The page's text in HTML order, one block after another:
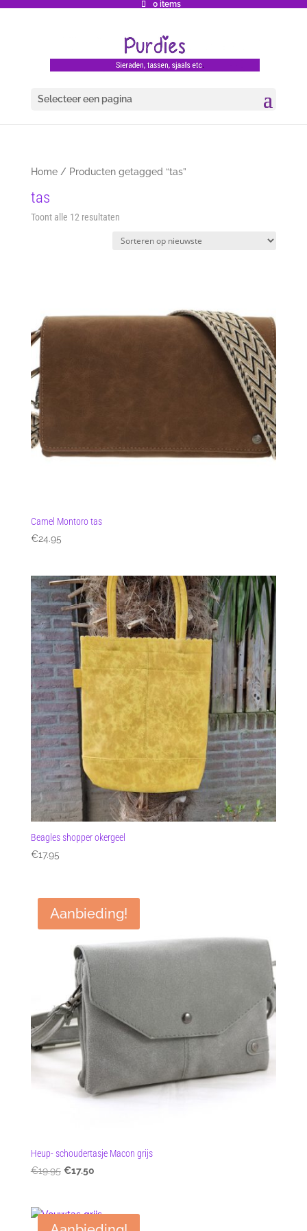
0 items
Selecteer een pagina
Home/ Producten getagged “tas”
tas
Toont alle 12 resultatenGesorteerd
nieuwste
Camel Montoro tas
€24.95
Beagles shopper okergeel
€17.95
Aanbieding!
Heup- schoudertasje Macon grijs
€19.95 Oorspronkelijke
€19.95.
€17.50Huidige
€17.50.